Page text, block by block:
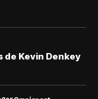
de Kevin Denkey